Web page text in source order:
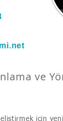
ve
için